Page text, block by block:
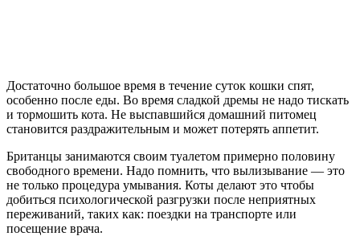
Достаточно большое время в течение суток кошки спят,
особенно после еды. Во время сладкой дремы не надо тискать
и тормошить кота. Не выспавшийся домашний питомец
становится раздражительным и может потерять аппетит.
Британцы занимаются своим туалетом примерно половину
свободного времени. Надо помнить, что вылизывание — это
не только процедура умывания. Коты делают это чтобы
добиться психологической разгрузки после неприятных
переживаний, таких как: поездки на транспорте или
посещение врача.